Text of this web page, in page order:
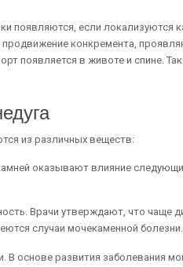
появляются, если локализуются
конкремента,
появляется в животе и спине.
из различных веществ:
оказывают влияние
Врачи утверждают, что чаще
случаи мочекаменной болезни.
В основе развития заболевания